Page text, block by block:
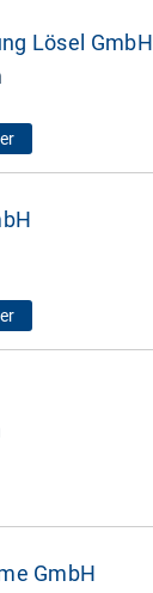
Lösel GmbH
GmbH